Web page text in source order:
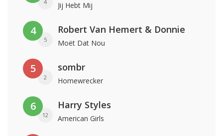
4 Jij Hebt Mij
4
5
Robert Van Hemert & Donnie
Moët Dat Nou
5
2
sombr
Homewrecker
6
12
Harry Styles
American Girls